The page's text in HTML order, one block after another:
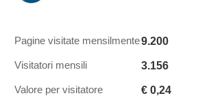
Pagine visitate mensilmente9.200
Visitatori mensili 3.156
Valore per visitatore € 0,24